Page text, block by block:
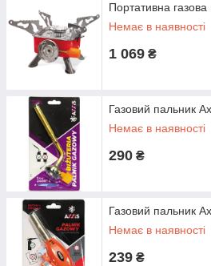
Портативна
Немає в наявності
1 069 ₴
Газовий пальник
Немає в наявності
290 ₴
Газовий пальник
Немає в наявності
239 ₴